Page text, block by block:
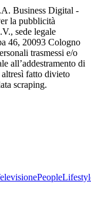
Business Digital -
la pubblicità
sede legale
46, 20093 Cologno
trasmessi e/o
all’addestramento di
fatto divieto
scraping.
People